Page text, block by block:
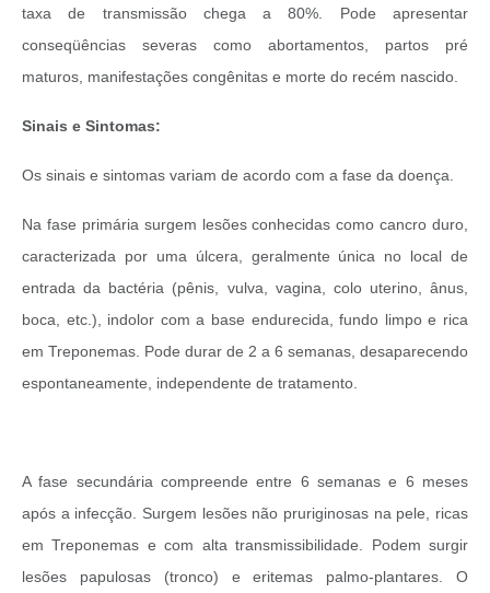
taxa de transmissão chega a 80%. Pode apresentar
conseqüências severas como abortamentos, partos pré
maturos, manifestações congênitas e morte do recém nascido.
Sinais e Sintomas:
Os sinais e sintomas variam de acordo com a fase da doença.
Na fase primária surgem lesões conhecidas como cancro duro,
caracterizada por uma úlcera, geralmente única no local de
entrada da bactéria (pênis, vulva, vagina, colo uterino, ânus,
boca, etc.), indolor com a base endurecida, fundo limpo e rica
em Treponemas. Pode durar de 2 a 6 semanas, desaparecendo
espontaneamente, independente de tratamento.
A fase secundária compreende entre 6 semanas e 6 meses
após a infecção. Surgem lesões não pruriginosas na pele, ricas
em Treponemas e com alta transmissibilidade. Podem surgir
lesões papulosas (tronco) e eritemas palmo-plantares. O